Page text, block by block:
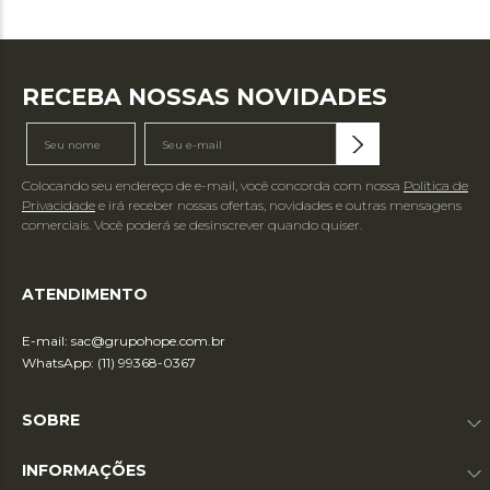
RECEBA NOSSAS NOVIDADES
Colocando seu endereço de e-mail, você concorda com nossa Política de
Privacidade e irá receber nossas ofertas, novidades e outras mensagens
comerciais. Você poderá se desinscrever quando quiser.
ATENDIMENTO
E-mail: sac@grupohope.com.br
WhatsApp: (11) 99368-0367
SOBRE
INFORMAÇÕES